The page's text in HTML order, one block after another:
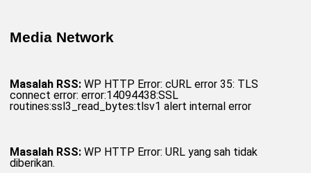
Media Network
Masalah RSS: WP HTTP Error: cURL error 35: TLS
connect error: error:14094438:SSL
routines:ssl3_read_bytes:tlsv1 alert internal error
Masalah RSS: WP HTTP Error: URL yang sah tidak
diberikan.